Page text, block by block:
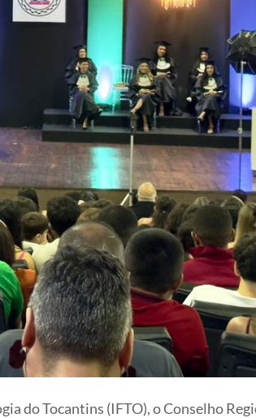
do Tocantins (IFTO), o Conselho